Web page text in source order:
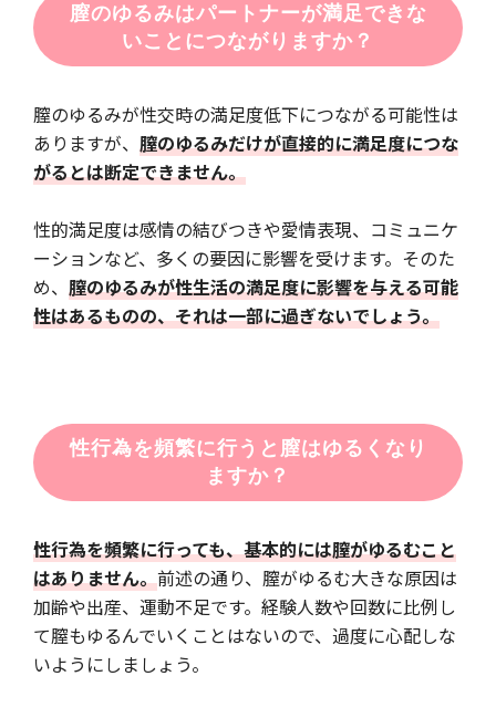
膣のゆるみはパートナーが満足できな
いことにつながりますか？
膣のゆるみが性交時の満足度低下につながる可能性は
ありますが、 膣のゆるみだけが直接的に満足度につな
がるとは断定できません。
性的満足度は感情の結びつきや愛情表現、コミュニケ
ーションなど、多くの要因に影響を受けます。そのた
め、 膣のゆるみが性生活の満足度に影響を与える可能
性はあるものの、それは一部に過ぎないでしょう。
性行為を頻繁に行うと膣はゆるくなり
ますか？
性行為を頻繁に行っても、基本的には膣がゆるむこと
はありません。前述の通り、膣がゆるむ大きな原因は
加齢や出産、運動不足です。経験人数や回数に比例し
て膣もゆるんでいくことはないので、過度に心配しな
いようにしましょう。